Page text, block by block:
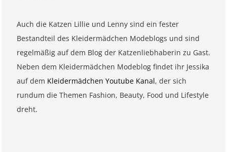
Auch die Katzen Lillie und Lenny sind ein fester
Bestandteil des Kleidermädchen Modeblogs und sind
regelmäßig auf dem Blog der Katzenliebhaberin zu Gast.
Neben dem Kleidermädchen Modeblog findet ihr Jessika
auf dem Kleidermädchen Youtube Kanal, der sich
rundum die Themen Fashion, Beauty, Food und Lifestyle
dreht.